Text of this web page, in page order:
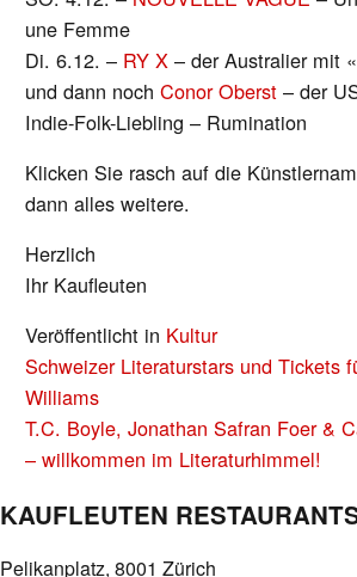
une Femme
Di. 6.12. – RY X – der Australier mit
und dann nochConor Oberst – der
Indie-Folk-Liebling – Rumination
Klicken Sie rasch auf die
dann alles weitere.
Herzlich
Ihr Kaufleuten
Veröffentlicht in Kultur
BEITRAGS-
NAVIGATION
Schweizer Literaturstars und Tickets
Williams
T.C. Boyle, Jonathan Safran Foer &
– willkommen im Literaturhimmel!
KAUFLEUTEN
Pelikanplatz, 8001 Zürich